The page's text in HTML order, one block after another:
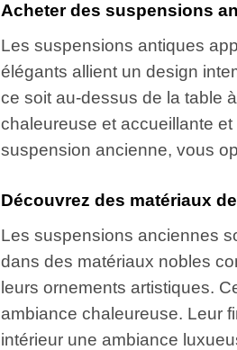
Acheter des suspensions
Les suspensions antiques
élégants allient un design
ce soit au-dessus de la table
chaleureuse et accueillante
suspension ancienne, vous
Découvrez des matériaux
Les suspensions anciennes
dans des matériaux nobles
leurs ornements artistiques.
ambiance chaleureuse. Leur
intérieur une ambiance